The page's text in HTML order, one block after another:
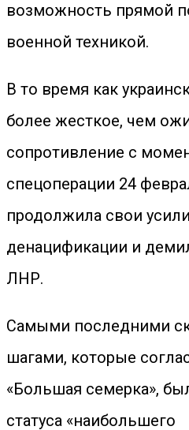
возможность прямой
военной техникой.
В то время как
более жесткое, чем
сопротивление с
спецоперации 24
продолжила свои
денацификации и
ЛНР.
Самыми последними
шагами, которые
«Большая семерка»,
статуса «наибольшего